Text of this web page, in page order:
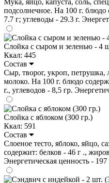
подсолнечное. На 100 г.
7.7 г; углеводы - 29.3 г.
Слойка с сыром и зеленью - 4
Ккал: 445
Состав
Сыр, творог, укроп, петрушка,
молоко. На 100 г. блюдо
г., углеводов - 8,5 гр.
Слойка с яблоком (300 гр.)
Ккал: 591
Состав
Слоеное тесто, яблоко, яйцо,
содержит: белков - 46 г .,
Энергетическая ценность - 197